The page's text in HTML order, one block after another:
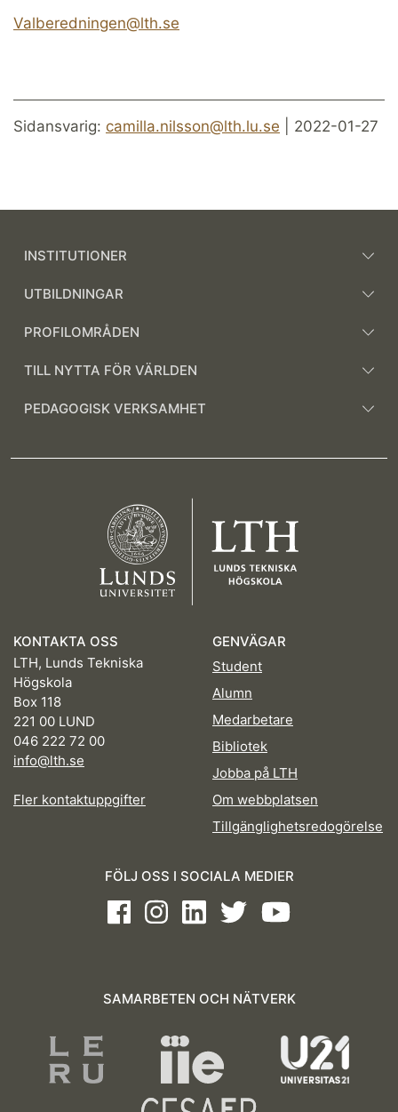
Valberedningen@lth.se
Sidansvarig: camilla.nilsson@lth.lu.se | 2022-01-27
INSTITUTIONER
UTBILDNINGAR
PROFILOMRÅDEN
TILL NYTTA FÖR VÄRLDEN
PEDAGOGISK VERKSAMHET
KONTAKTA OSS
LTH, Lunds Tekniska
Högskola
Box 118
221 00 LUND
046 222 72 00
info@lth.se
Fler kontaktuppgifter
GENVÄGAR
Student
Alumn
Medarbetare
Bibliotek
Jobba på LTH
Om webbplatsen
Tillgänglighetsredogörelse
FÖLJ OSS I SOCIALA MEDIER
FacebookInstagramLinkedInTwitterYoutube
SAMARBETEN OCH NÄTVERK